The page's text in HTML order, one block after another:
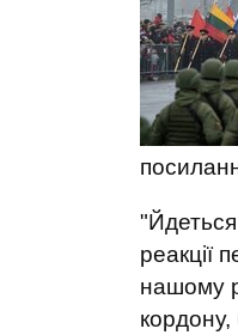
"Йдеться
реакції
нашому